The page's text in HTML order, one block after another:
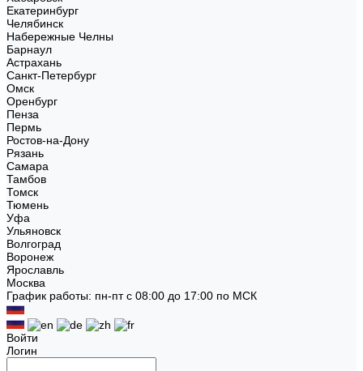
Екатеринбург
Челябинск
Набережные Челны
Барнаул
Астрахань
Санкт-Петербург
Омск
Оренбург
Пенза
Пермь
Ростов-на-Дону
Рязань
Самара
Тамбов
Томск
Тюмень
Уфа
Ульяновск
Волгоград
Воронеж
Ярославль
Москва
График работы: пн-пт с 08:00 до 17:00 по МСК
Войти
Логин